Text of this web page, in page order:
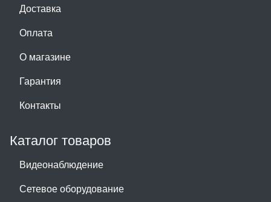
Доставка
Оплата
О магазине
Гарантия
Контакты
Каталог товаров
Видеонаблюдение
Сетевое оборудование